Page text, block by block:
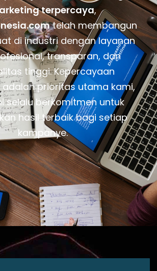
terpercaya,
telah membangun
di industri dengan layanan
transparan, dan
tinggi. Kepercayaan
prioritas utama kami,
selalu berkomitmen untuk
hasil terbaik bagi setiap
kampanye.